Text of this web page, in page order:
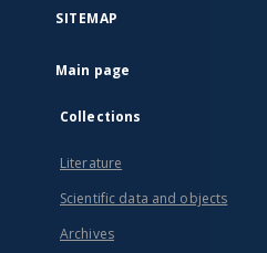
SITEMAP
Main page
Collections
Literature
Scientific data and objects
Archives